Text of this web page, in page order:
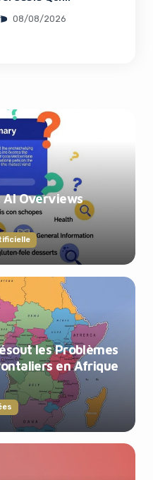
08/08/2026
AI Overviews
les Problèmes
en Afrique